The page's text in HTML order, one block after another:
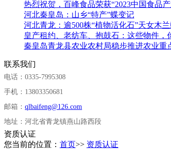
热烈祝贺，百峰食品荣获“2023中国食品
河北秦皇岛：山乡“特产”蝶变记
河北青龙：逾500株“植物活化石”天女木兰
皇产租约、老纺车、抱鼓石：这些物件，
秦皇岛青龙县农业农村局稳步推进农业重
联系我们
电话：0335-7995308
手机：13803350681
邮箱： qlbaifeng@126.com
地址：河北省青龙镇燕山路西段
资质认证
您当前的位置： 首页>> 资质认证